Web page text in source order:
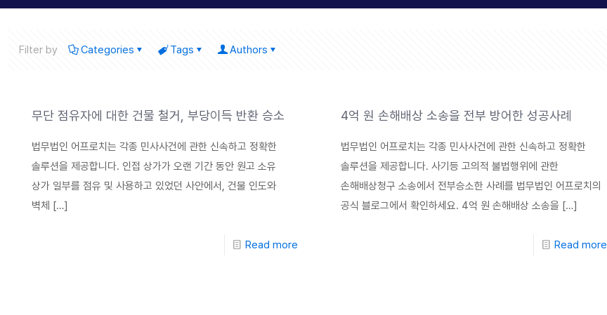
Filter by Categories Tags Authors
무단 점유자에 대한 건물 철거, 부당이득 반환 승소
법무법인 어프로치는 각종 민사사건에 관한 신속하고 정확한
솔루션을 제공합니다. 인접 상가가 오랜 기간 동안 원고 소유
상가 일부를 점유 및 사용하고 있었던 사안에서, 건물 인도와
벽체 […]
Read more
4억 원 손해배상 소송을 전부 방어한 성공사례
법무법인 어프로치는 각종 민사사건에 관한 신속하고 정확한
솔루션을 제공합니다. 사기등 고의적 불법행위에 관한
손해배상청구 소송에서 전부승소한 사례를 법무법인 어프로치의
공식 블로그에서 확인하세요. 4억 원 손해배상 소송을 […]
Read more